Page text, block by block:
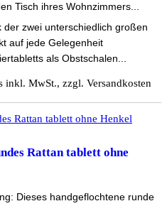
Tisch ihres Wohnzimmers...
zwei unterschiedlich großen
auf jede Gelegenheit
als Obstschalen...
inkl. MwSt., zzgl. Versandkosten
Rattan tablett ohne
Dieses handgeflochtene runde